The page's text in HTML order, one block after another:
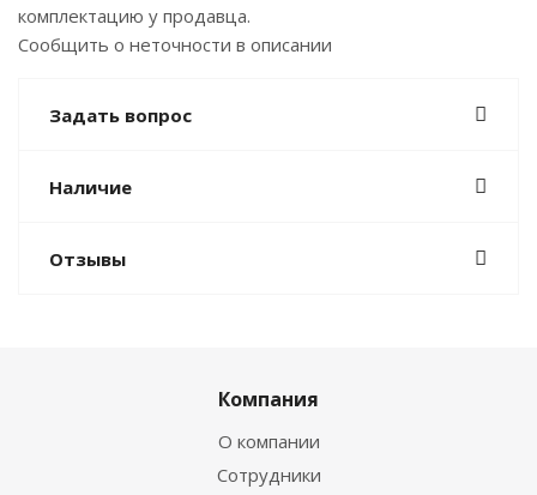
комплектацию у продавца.
Сообщить о неточности в описании
Задать вопрос
Наличие
Отзывы
Компания
О компании
Сотрудники